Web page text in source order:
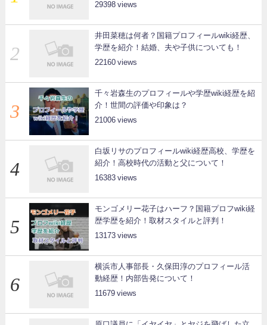
29398
井田菜穂は何者？国籍プロフィールwiki経歴、
学歴を紹介！結婚、夫や子供についても！
22160
千々岩森生のプロフィールや学歴wiki経歴を紹
介！世間の評価や印象は？
21006
白坂リサのプロフィールwiki経歴高校、学歴を
紹介！高校時代の活動と父について！
16383
モンゴメリー花子はハーフ？国籍プロフwiki経
歴学歴を紹介！取材スタイルと評判！
13173
横浜市人事部長・久保田淳のプロフィール活
動経歴！内部告発について！
11679